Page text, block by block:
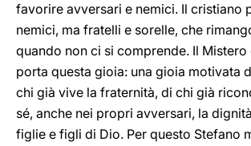
favorire avversari e nemici. Il cristiano
nemici, ma fratelli e sorelle, che
quando non ci si comprende. Il Mistero
porta questa gioia: una gioia motivata
chi già vive la fraternità, di chi già
sé, anche nei propri avversari, la
figlie e figli di Dio. Per questo Stefano